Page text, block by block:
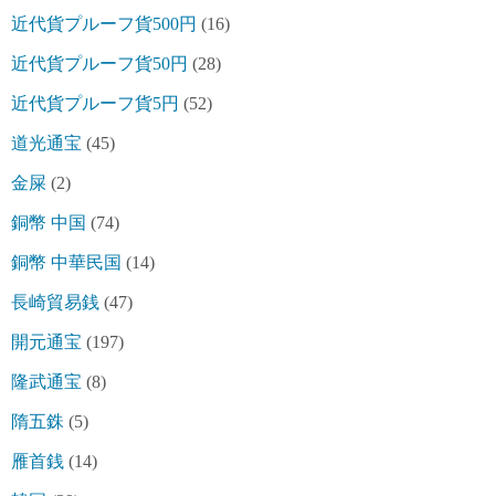
近代貨プルーフ貨500円 (16)
近代貨プルーフ貨50円 (28)
近代貨プルーフ貨5円 (52)
道光通宝 (45)
金屎 (2)
銅幣 中国 (74)
銅幣 中華民国 (14)
長崎貿易銭 (47)
開元通宝 (197)
隆武通宝 (8)
隋五銖 (5)
雁首銭 (14)